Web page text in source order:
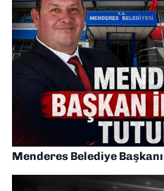
Menderes Belediye